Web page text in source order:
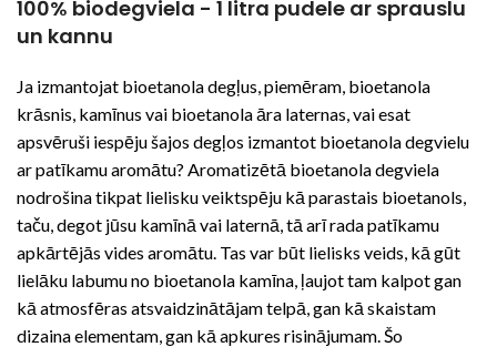
100% biodegviela - 1 litra pudele ar sprauslu
un kannu
Ja izmantojat bioetanola degļus, piemēram, bioetanola
krāsnis, kamīnus vai bioetanola āra laternas, vai esat
apsvēruši iespēju šajos degļos izmantot bioetanola degvielu
ar patīkamu aromātu? Aromatizētā bioetanola degviela
nodrošina tikpat lielisku veiktspēju kā parastais bioetanols,
taču, degot jūsu kamīnā vai laternā, tā arī rada patīkamu
apkārtējās vides aromātu. Tas var būt lielisks veids, kā gūt
lielāku labumu no bioetanola kamīna, ļaujot tam kalpot gan
kā atmosfēras atsvaidzinātājam telpā, gan kā skaistam
dizaina elementam, gan kā apkures risinājumam. Šo